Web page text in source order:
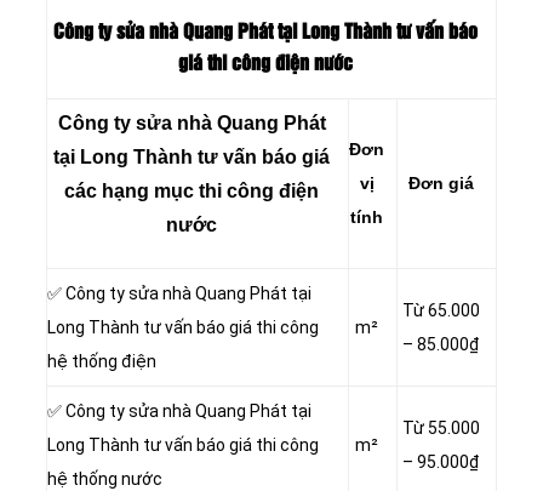
Công ty sửa nhà Quang Phát tại Long Thành tư vấn báo
giá thi công điện nước
Công ty sửa nhà Quang Phát
tại Long Thành tư vấn báo giá
các hạng mục thi công điện
nước
Đơn
vị
tính
Đơn giá
✅ Công ty sửa nhà Quang Phát tại
Long Thành tư vấn báo giá thi công
hệ thống điện
m²
Từ 65.000
– 85.000₫
✅ Công ty sửa nhà Quang Phát tại
Long Thành tư vấn báo giá thi công
hệ thống nước
m²
Từ 55.000
– 95.000₫